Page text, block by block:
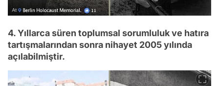
4. Yıllarca süren toplumsal sorumluluk ve hatıra
tartışmalarından sonra nihayet 2005 yılında
açılabilmiştir.